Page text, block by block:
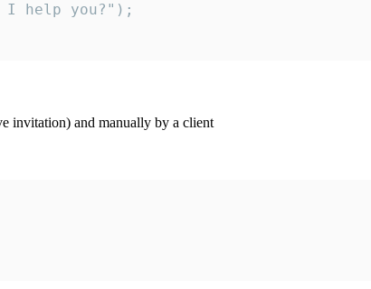
help you?");
invitation) and manually by a client